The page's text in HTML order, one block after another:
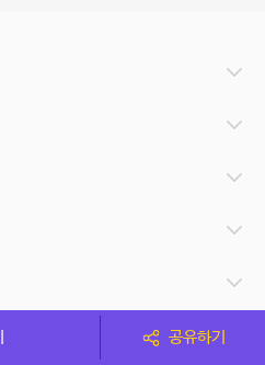
공유하기